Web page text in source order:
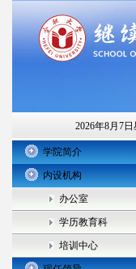
2026年8月7
学院简介
内设机构
办公室
学历教育科
培训中心